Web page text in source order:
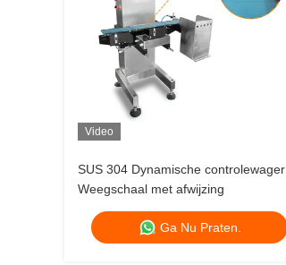
Video
SUS 304 Dynamische controlewager
Weegschaal met afwijzing
Ga Nu Praten.